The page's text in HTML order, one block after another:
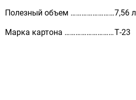
Полезный объем ……………………7,56 л
Марка картона ………………………Т-23